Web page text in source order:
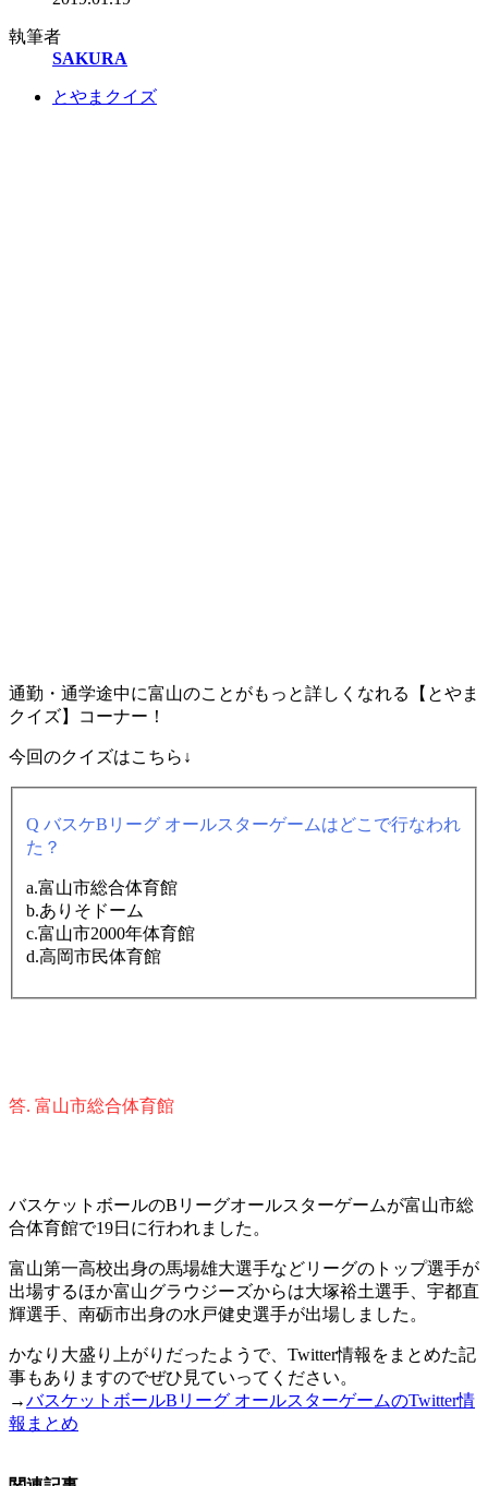
執筆者
SAKURA
とやまクイズ
通勤・通学途中に富山のことがもっと詳しくなれる【とやま
クイズ】コーナー！
今回のクイズはこちら↓
Q バスケBリーグ オールスターゲームはどこで行なわれ
た？
a.富山市総合体育館
b.ありそドーム
c.富山市2000年体育館
d.高岡市民体育館
答. 富山市総合体育館
バスケットボールのBリーグオールスターゲームが富山市総
合体育館で19日に行われました。
富山第一高校出身の馬場雄大選手などリーグのトップ選手が
出場するほか富山グラウジーズからは大塚裕土選手、宇都直
輝選手、南砺市出身の水戸健史選手が出場しました。
かなり大盛り上がりだったようで、Twitter情報をまとめた記
事もありますのでぜひ見ていってください。
→バスケットボールBリーグ オールスターゲームのTwitter情
報まとめ